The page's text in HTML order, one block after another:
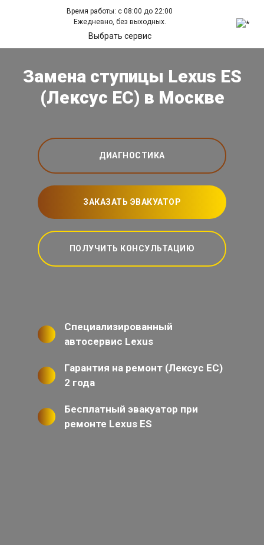
Время работы: с 08:00 до 22:00
Ежедневно, без выходных.
Выбрать сервис
Замена ступицы Lexus ES
(Лексус ЕС) в Москве
ДИАГНОСТИКА
ЗАКАЗАТЬ ЭВАКУАТОР
ПОЛУЧИТЬ КОНСУЛЬТАЦИЮ
Специализированный
автосервис Lexus
Гарантия на ремонт (Лексус ЕС)
2 года
Бесплатный эвакуатор при
ремонте Lexus ES